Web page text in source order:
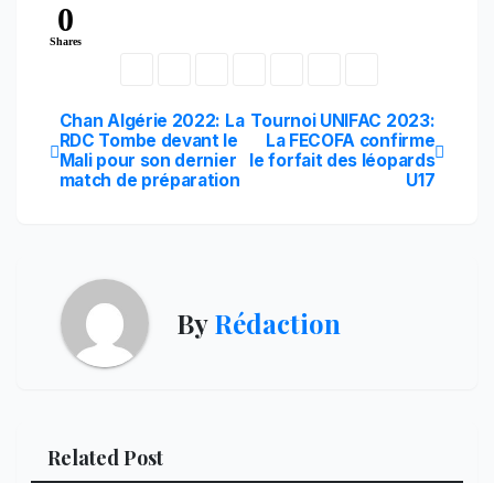
0
Shares
Navigation
de
Tournoi UNIFAC 2023:
La FECOFA confirme
le forfait des léopards
U17
Chan Algérie 2022: La
RDC Tombe devant le
Mali pour son dernier
match de préparation
ByRédaction
Related Post